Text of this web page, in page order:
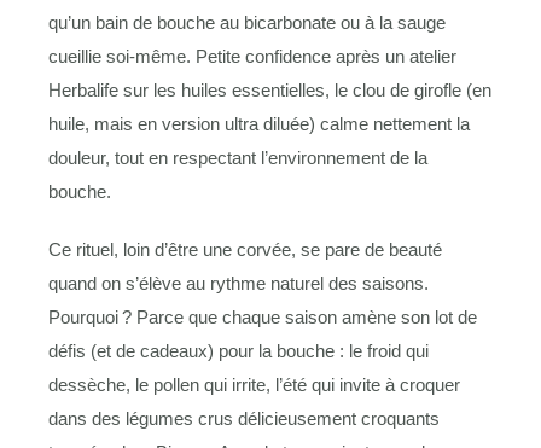
qu’un bain de bouche au bicarbonate ou à la sauge
cueillie soi-même. Petite confidence après un atelier
Herbalife sur les huiles essentielles, le clou de girofle (en
huile, mais en version ultra diluée) calme nettement la
douleur, tout en respectant l’environnement de la
bouche.
Ce rituel, loin d’être une corvée, se pare de beauté
quand on s’élève au rythme naturel des saisons.
Pourquoi ? Parce que chaque saison amène son lot de
défis (et de cadeaux) pour la bouche : le froid qui
dessèche, le pollen qui irrite, l’été qui invite à croquer
dans des légumes crus délicieusement croquants